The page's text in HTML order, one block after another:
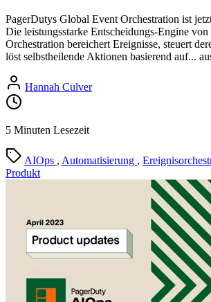
PagerDutys Global Event Orchestration ist
Die leistungsstarke Entscheidungs-Engine
Orchestration bereichert Ereignisse, steuert
löst selbstheilende Aktionen basierend auf...
Hannah Culver
5 Minuten Lesezeit
AIOps , Automatisierung ,
Produkt